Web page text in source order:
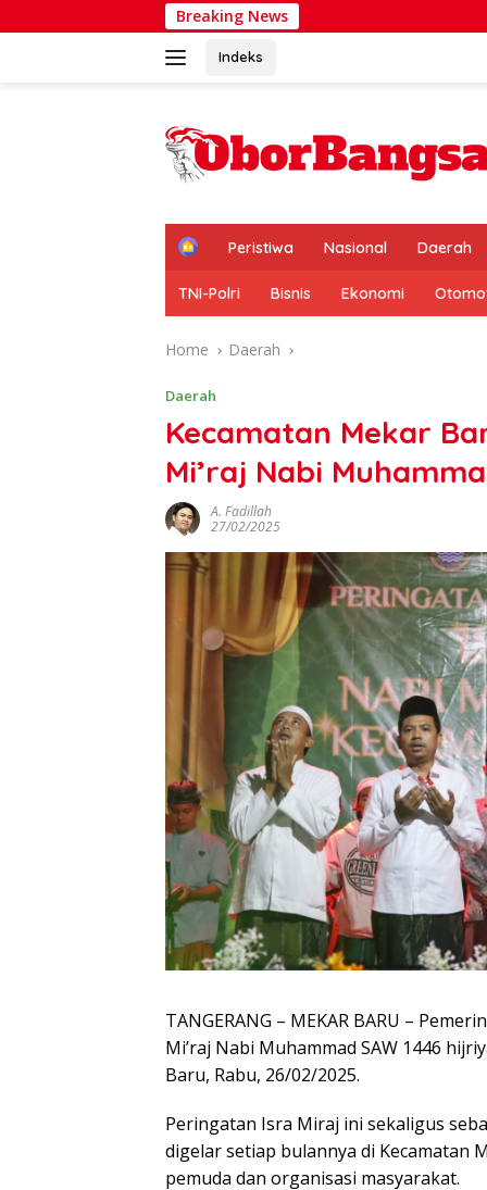
to
Breaking News
Indeks
H
m
e
Peristiwa Nasional Daerah
TNI-Polri Bisnis Ekonomi
Home Daerah
Daerah
Kecamatan Mekar
Mi’raj Nabi
A. Fadillah
27/02/2025
TANGERANG – MEKAR BARU –
Mi’raj Nabi Muhammad SAW 1446
Baru, Rabu, 26/02/2025.
Peringatan Isra Miraj ini sekaligus
digelar setiap bulannya di Kecamatan
pemuda dan organisasi masyarakat.